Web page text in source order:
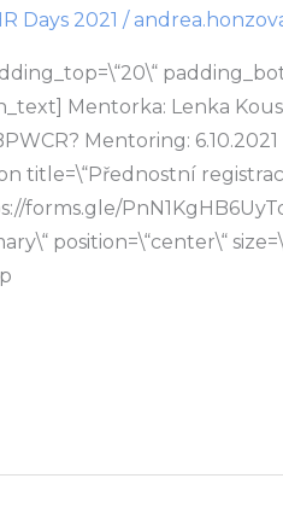
Days 2021 /
Mentorka: Lenka
Mentoring:
title=\“Přednostní
forms.gle/
position=\“center\“